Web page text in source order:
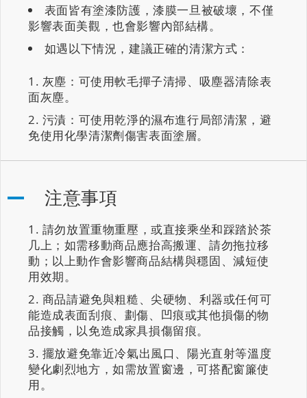
表面皆有塗漆防護，漆膜一旦被破壞，不僅
影響表面美觀，也會影響內部結構。
如遇以下情況，建議正確的清潔方式：
灰塵：可使用軟毛撣子清掃、吸塵器清除表
面灰塵。
污漬：可使用乾淨的濕布進行局部清潔，避
免使用化學清潔劑傷害表面塗層。
注意事項
請勿放置重物重壓，或直接乘坐和踩踏於茶
几上；如需移動商品應抬高搬運、請勿拖拉移
動；以上動作會影響商品結構與穩固、減短使
用效期。
商品請避免與粗糙、尖硬物、利器或任何可
能造成表面刮痕、劃傷、凹痕或其他損傷的物
品接觸，以免造成家具損傷留痕。
擺放避免靠近冷氣出風口、陽光直射等溫度
變化劇烈地方，如需放置窗邊，可搭配窗簾使
用。